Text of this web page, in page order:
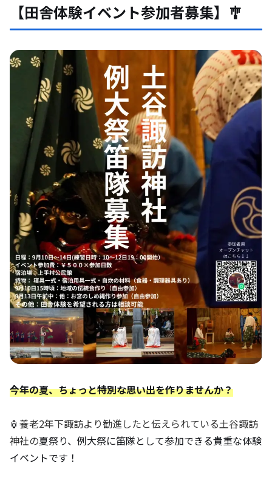
【田舎体験イベント参加者募集】🎐
⁠今年の夏、ちょっと特別な思い出を作りませんか？
🏮 養老2年下諏訪より勧進したと伝えられている土谷諏訪
神社の夏祭り、例大祭に笛隊として参加できる貴重な体験
イベントです！⁠